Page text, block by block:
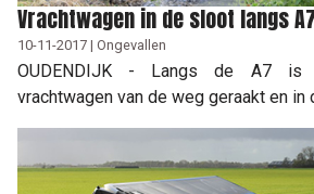
Vrachtwagen in de sloot langs
10-11-2017 | Ongevallen
OUDENDIJK - Langs de A7 is
vrachtwagen van de weg geraakt en in